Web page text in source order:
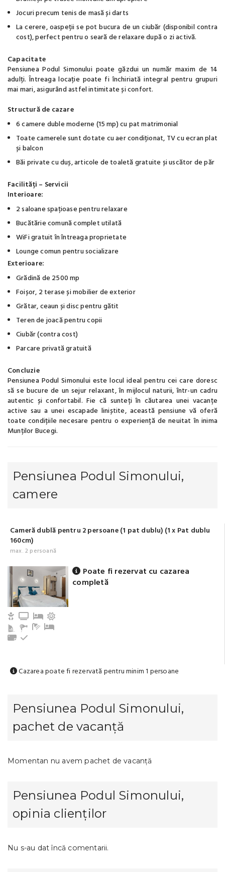
Jocuri precum tenis de masă și darts
La cerere, oaspeții se pot bucura de un ciubăr (disponibil contra
cost), perfect pentru o seară de relaxare după o zi activă.
Capacitate
Pensiunea Podul Simonului poate găzdui un număr maxim de 14
adulți. Întreaga locație poate fi închiriată integral pentru grupuri
mai mari, asigurând astfel intimitate și confort.
Structură de cazare
6 camere duble moderne (15 mp) cu pat matrimonial
Toate camerele sunt dotate cu aer condiționat, TV cu ecran plat
și balcon
Băi private cu duș, articole de toaletă gratuite și uscător de păr
Facilități – Servicii
Interioare:
2 saloane spațioase pentru relaxare
Bucătărie comună complet utilată
WiFi gratuit în întreaga proprietate
Lounge comun pentru socializare
Exterioare:
Grădină de 2500 mp
Foișor, 2 terase și mobilier de exterior
Grătar, ceaun și disc pentru gătit
Teren de joacă pentru copii
Ciubăr (contra cost)
Parcare privată gratuită
Concluzie
Pensiunea Podul Simonului este locul ideal pentru cei care doresc
să se bucure de un sejur relaxant, în mijlocul naturii, într-un cadru
autentic și confortabil. Fie că sunteți în căutarea unei vacanțe
active sau a unei escapade liniștite, această pensiune vă oferă
toate condițiile necesare pentru o experiență de neuitat în inima
Munților Bucegi.
Pensiunea Podul Simonului,
camere
Cameră dublă pentru 2 persoane (1 pat dublu) (1 x Pat dublu
160cm)
max. 2 persoană
Copii și bebeluși sunt binevenite
TV Pat de copil
Baie cu duș (privat)
Prosoape
Poate fi rezervat cu cazarea
completă
Cazarea poate fi rezervată pentru minim 1 persoane
Pensiunea Podul Simonului,
pachet de vacanță
Momentan nu avem pachet de vacanță
Pensiunea Podul Simonului,
opinia clienților
Nu s-au dat încă comentarii.